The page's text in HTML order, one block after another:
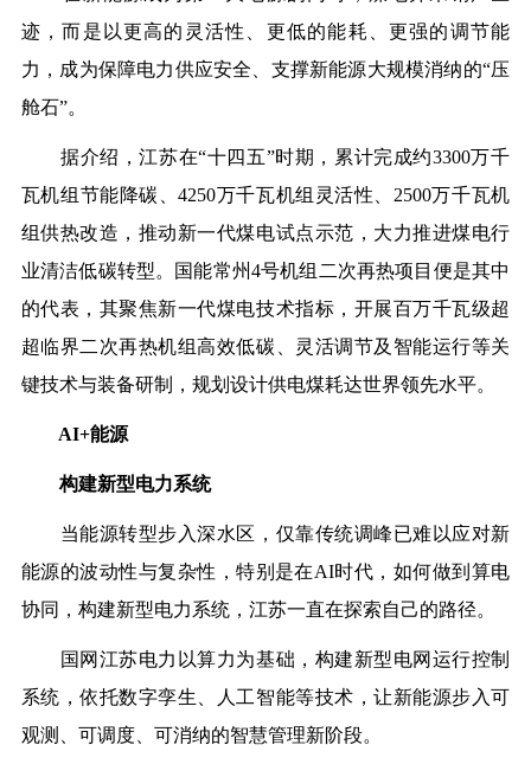
迹，而是以更高的灵活性、更低的能耗、更强的调节能
力，成为保障电力供应安全、支撑新能源大规模消纳的“压
舱石”。
据介绍，江苏在“十四五”时期，累计完成约3300万千
瓦机组节能降碳、4250万千瓦机组灵活性、2500万千瓦机
组供热改造，推动新一代煤电试点示范，大力推进煤电行
业清洁低碳转型。国能常州4号机组二次再热项目便是其中
的代表，其聚焦新一代煤电技术指标，开展百万千瓦级超
超临界二次再热机组高效低碳、灵活调节及智能运行等关
键技术与装备研制，规划设计供电煤耗达世界领先水平。
AI+能源
构建新型电力系统
当能源转型步入深水区，仅靠传统调峰已难以应对新
能源的波动性与复杂性，特别是在AI时代，如何做到算电
协同，构建新型电力系统，江苏一直在探索自己的路径。
国网江苏电力以算力为基础，构建新型电网运行控制
系统，依托数字孪生、人工智能等技术，让新能源步入可
观测、可调度、可消纳的智慧管理新阶段。